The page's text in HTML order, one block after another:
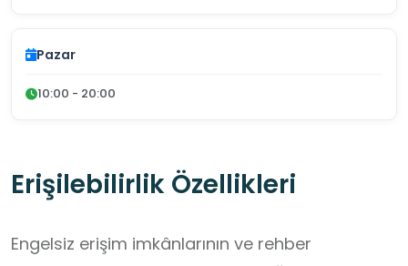
Pazar
10:00 - 20:00
Erişilebilirlik Özellikleri
Engelsiz erişim imkânlarının ve rehber